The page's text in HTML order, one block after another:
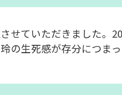
せていただきました。
の生死感が存分につまっ